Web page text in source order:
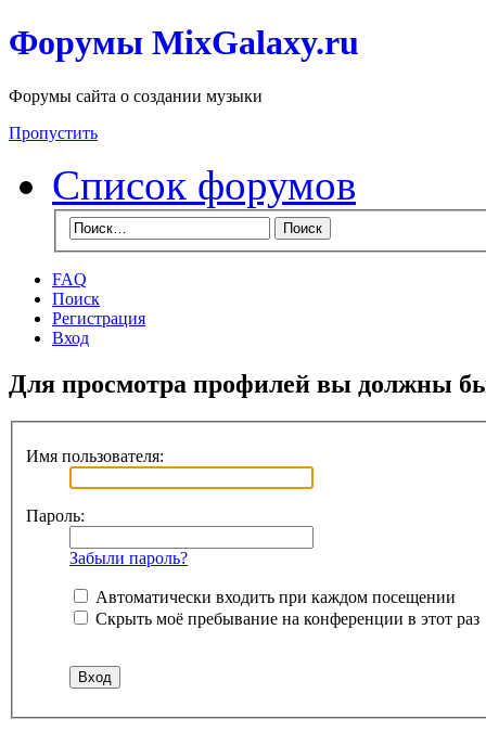
Форумы MixGalaxy.ru
Форумы сайта о создании музыки
Пропустить
Список форумов
FAQ
Поиск
Регистрация
Вход
Для просмотра профилей вы должны
Имя пользователя:
Пароль:
Забыли пароль?
Автоматически входить при каждом посещении
Скрыть моё пребывание на конференции в этот раз